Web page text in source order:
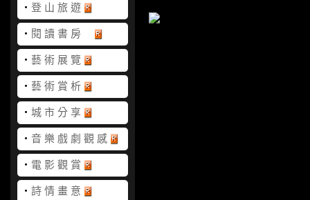
‧ 登 山 旅 遊
‧ 閱 讀 書 房
‧ 藝 術 展 覽
‧ 藝 術 賞 析
‧ 城 市 分 享
‧ 音 樂 戲 劇 觀 感
‧ 電 影 觀 賞
‧ 詩 情 畫 意